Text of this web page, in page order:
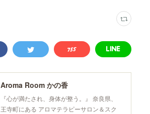
Aroma Room かの香
『心が満たされ、身体が整う。』 奈良県、
王寺町にある アロマテラピーサロン＆スク